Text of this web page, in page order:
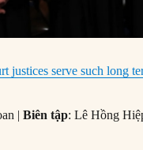
justices serve such long
|Biên tập: Lê Hồng